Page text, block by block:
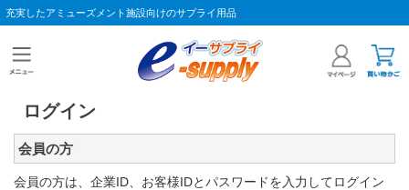
充実したアミューズメント施設向けのサプライ用品
ログイン
会員の方
会員の方は、企業ID、お客様IDとパスワードを入力してログイン